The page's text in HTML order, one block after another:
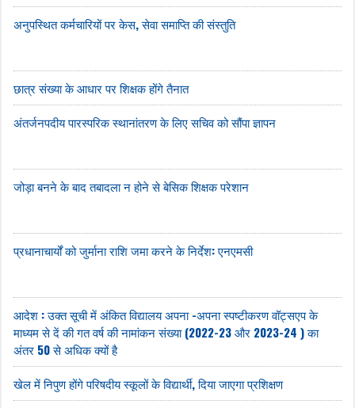
अनुपस्थित कर्मचारियों पर केस, सेवा समाप्ति की संस्तुति
छात्र संख्या के आधार पर शिक्षक होंगे तैनात
अंतर्जनपदीय पारस्परिक स्थानांतरण के लिए सचिव को सौंपा ज्ञापन
जोड़ा बनने के बाद तबादला न होने से बेसिक शिक्षक परेशान
प्रधानाचार्यों को जुर्माना राशि जमा करने के निर्देश: एनएमसी
आदेश : उक्त सूची में अंकित विद्यालय अपना -अपना स्पष्टीकरण वॉट्सएप के
माध्यम से दें की गत वर्ष की नामांकन संख्या (2022-23 और 2023-24 ) का
अंतर 50 से अधिक क्यों है
खेल में निपुण होंगे परिषदीय स्कूलों के विद्यार्थी, दिया जाएगा प्रशिक्षण